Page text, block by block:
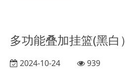
多功能叠加挂篮(黑白）
2024-10-24 939